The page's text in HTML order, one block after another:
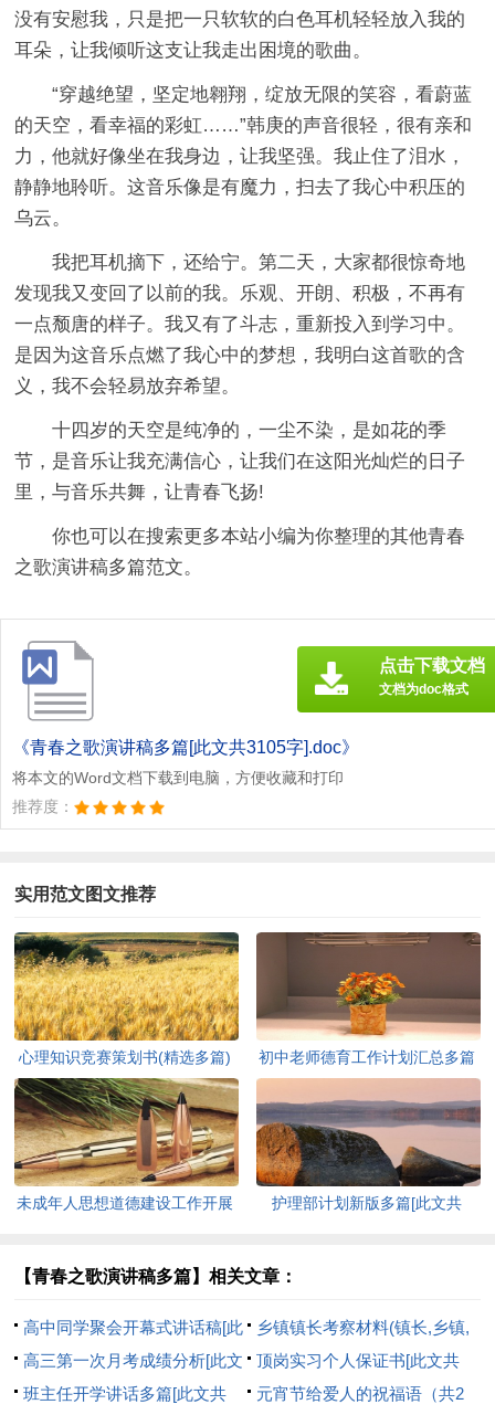
没有安慰我，只是把一只软软的白色耳机轻轻放入我的
耳朵，让我倾听这支让我走出困境的歌曲。
“穿越绝望，坚定地翱翔，绽放无限的笑容，看蔚蓝
的天空，看幸福的彩虹……”韩庚的声音很轻，很有亲和
力，他就好像坐在我身边，让我坚强。我止住了泪水，
静静地聆听。这音乐像是有魔力，扫去了我心中积压的
乌云。
我把耳机摘下，还给宁。第二天，大家都很惊奇地
发现我又变回了以前的我。乐观、开朗、积极，不再有
一点颓唐的样子。我又有了斗志，重新投入到学习中。
是因为这音乐点燃了我心中的梦想，我明白这首歌的含
义，我不会轻易放弃希望。
十四岁的天空是纯净的，一尘不染，是如花的季
节，是音乐让我充满信心，让我们在这阳光灿烂的日子
里，与音乐共舞，让青春飞扬!
你也可以在搜索更多本站小编为你整理的其他青春
之歌演讲稿多篇范文。
《青春之歌演讲稿多篇[此文共3105字].doc》
将本文的Word文档下载到电脑，方便收藏和打印
推荐度：
点击下载文档
文档为doc格式
实用范文图文推荐
心理知识竞赛策划书(精选多篇)
[此文共5937字]
初中老师德育工作计划汇总多篇
未成年人思想道德建设工作开展
护理部计划新版多篇[此文共
【青春之歌演讲稿多篇】相关文章：
高中同学聚会开幕式讲话稿[此
文共2463字]
乡镇镇长考察材料(镇长,乡镇,
考察)[此文共4881字]
高三第一次月考成绩分析[此文
共1253字]
顶岗实习个人保证书[此文共
1897字]
班主任开学讲话多篇[此文共 元宵节给爱人的祝福语（共2